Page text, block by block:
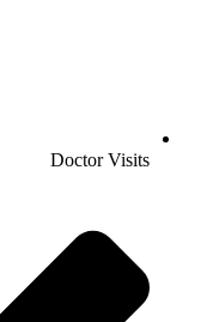
Doctor Visits